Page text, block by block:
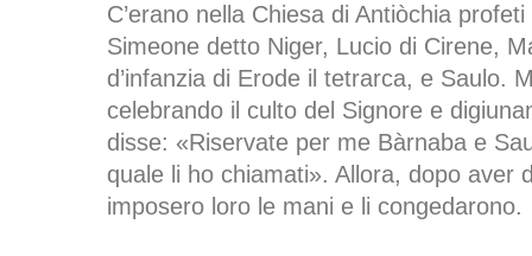
C’erano nella Chiesa di Antiòchia
Simeone detto Niger, Lucio di Cirene,
d’infanzia di Erode il tetrarca, e Saulo.
celebrando il culto del Signore e
disse: «Riservate per me Bàrnaba e
quale li ho chiamati». Allora, dopo aver
imposero loro le mani e li congedarono.